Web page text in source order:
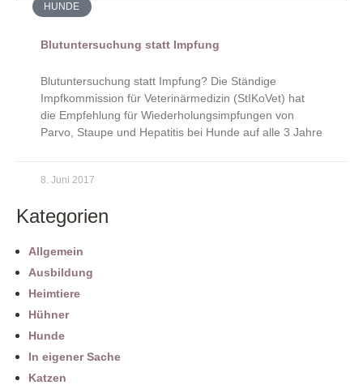
HUNDE
Blutuntersuchung statt Impfung
Blutuntersuchung statt Impfung? Die Ständige
Impfkommission für Veterinärmedizin (StIKoVet) hat
die Empfehlung für Wiederholungsimpfungen von
Parvo, Staupe und Hepatitis bei Hunde auf alle 3 Jahre
8. Juni 2017
Kategorien
Allgemein
Ausbildung
Heimtiere
Hühner
Hunde
In eigener Sache
Katzen